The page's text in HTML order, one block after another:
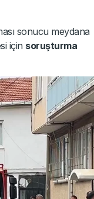
sonucu meydana
için soruşturma